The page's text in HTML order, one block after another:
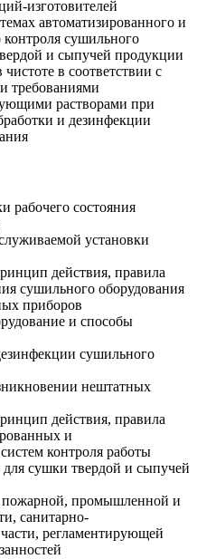
изготовителей
автоматизированного и
сушильного
и сыпучей продукции
в соответствии с
требованиями
растворами при
и дезинфекции
рабочего состояния
установки
действия, правила
сушильного оборудования
приборов
и способы
сушильного
нештатных
действия, правила
и
контроля работы
сушки твердой и сыпучей
пожарной, промышленной и
санитарно-
регламентирующей